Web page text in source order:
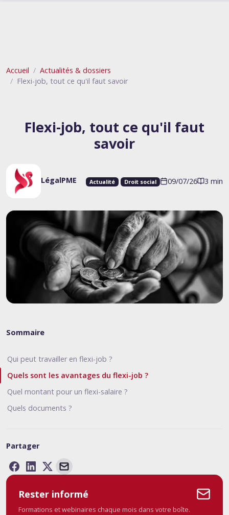
Accueil
Actualités & dossiers
Flexi-job, tout ce qu'il faut savoir
Flexi-job, tout ce qu'il faut
savoir
LégalPME Actualité Droit social 09/07/26 3 min
Sommaire
Qui peut travailler en flexi-job ?
Quels sont les avantages du flexi-job ?
Quel montant pour un flexi-salaire ?
Quels documents ?
Partager
Rester informé
Formations et webinaires chaque mois dans votre boîte.